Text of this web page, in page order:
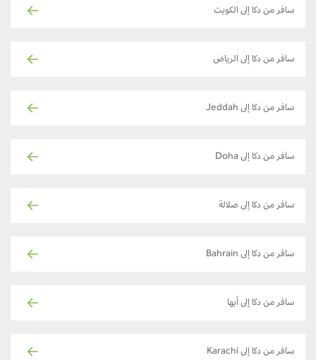
سافر من دكا إلى الكويت
سافر من دكا إلى الرياض
سافر من دكا إلى Jeddah
سافر من دكا إلى Doha
سافر من دكا إلى صلالة
سافر من دكا إلى Bahrain
سافر من دكا إلى أبها
سافر من دكا إلى Karachi